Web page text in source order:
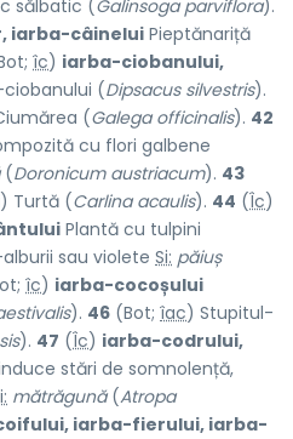
sălbatic (Galinsoga parviflora).
iarba-câinelui Pieptănariță
îc) iarba-ciobanului,
(Dipsacus silvestris).
(Galega officinalis). 42
cu flori galbene
(Doronicum austriacum). 43
) Turtă (Carlina acaulis). 44 (Îc)
Plantă cu tulpini
sau violete Si: păiuș
îc) iarba-cocoșului
). 46 (Bot; îac) Stupitul-
). 47 (Îc) iarba-codrului,
stări de somnolență,
mătrăgună(Atropa
iarba-fierului, iarba-